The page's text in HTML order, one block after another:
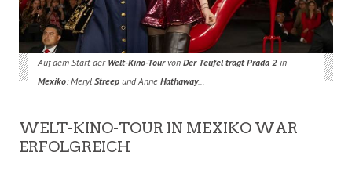
Auf dem Start der Welt-Kino-Tourvon Der Teufel trägt Prada 2in
Mexiko: Meryl Streepund Anne Hathaway…
WELT-KINO-TOUR IN MEXIKO WAR
ERFOLGREICH